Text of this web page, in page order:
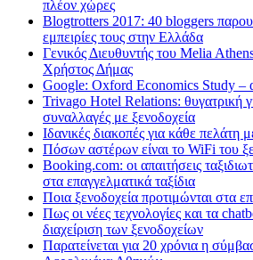
πλέον χώρες
Blogtrotters 2017: 40 bloggers
εμπειρίες τους στην Ελλάδα
Γενικός Διευθυντής του Melia
Χρήστος Δήμας
Google: Oxford Economics Study –
Trivago Hotel Relations: θυγατρική
συναλλαγές με ξενοδοχεία
Iδανικές διακοπές για κάθε πελάτη
Πόσων αστέρων είναι το WiFi του
Booking.com: οι απαιτήσεις
στα επαγγελματικά ταξίδια
Ποια ξενοδοχεία προτιμώνται στα
Πως οι νέες τεχνολογίες και τα
διαχείριση των ξενοδοχείων
Παρατείνεται για 20 χρόνια η